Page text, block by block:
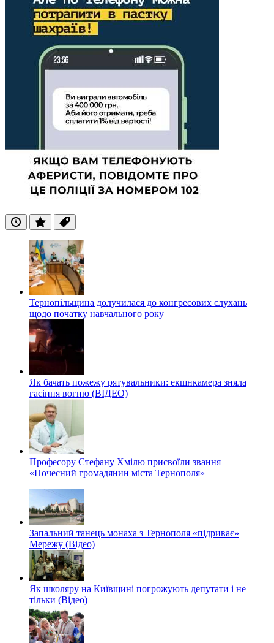
ОстанніПопулярні
Теги
Тернопільщина долучилася до конгресових слухань
щодо початку навчального року
Як бачать пожежу рятувальники: екшнкамера зняла
гасіння вогню (ВІДЕО)
Професору Стефану Хмілю присвоїли звання
«Почесний громадянин міста Тернополя»
Запальний танець монаха з Тернополя «підриває»
Мережу (Відео)
Як школяру на Київщині погрожують депутати і не
тільки (Відео)